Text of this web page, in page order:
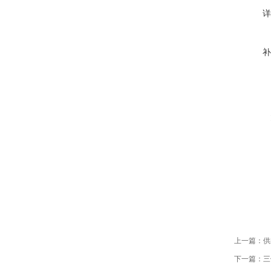
上一篇：
下一篇：